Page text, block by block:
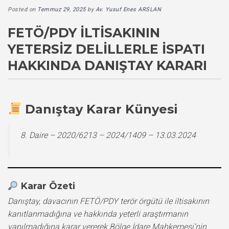
Posted on Temmuz 29, 2025byAv. Yusuf Enes ARSLAN
FETÖ/PDY İLTISAKININ
YETERSIZ DELILLERLE İSPATI
HAKKINDA DANIŞTAY KARARI
Danıştay Karar Künyesi
8. Daire – 2020/6213 – 2024/1409 – 13.03.2024
Karar Özeti
Danıştay, davacının FETÖ/PDY terör örgütü ile iltisakının
kanıtlanmadığına ve hakkında yeterli araştırmanın
yapılmadığına karar vererek Bölge İdare Mahkemesi’nin